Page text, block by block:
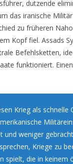
dutzende
das iranische
zu früheren
Kopf fiel. Assads
Befehlsketten,
funktioniert.
Krieg als
und weniger
Kriege zu
spielt, die in keinem